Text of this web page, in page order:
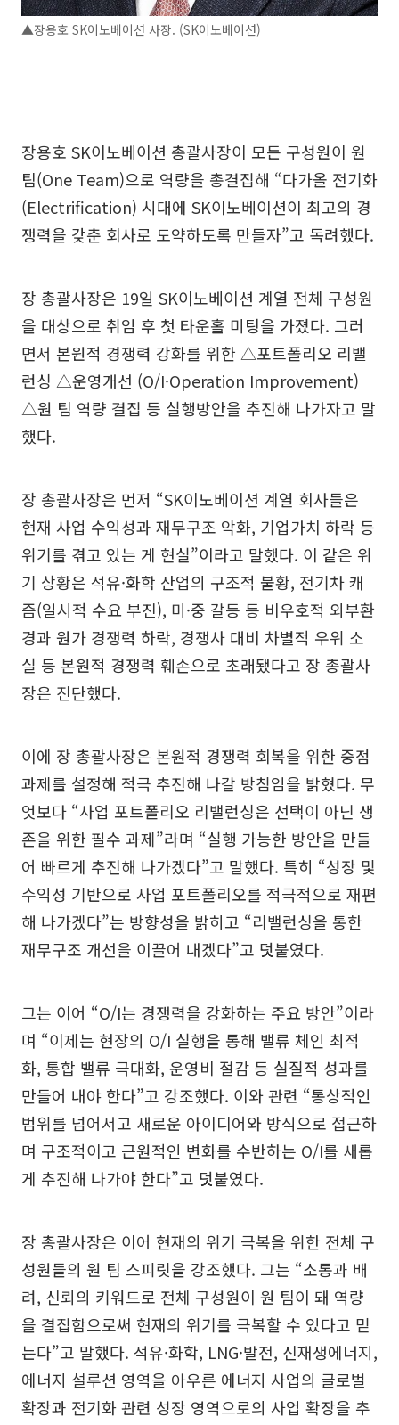
▲장용호 SK이노베이션 사장. (SK이노베이션)
장용호 SK이노베이션 총괄사장이 모든 구성원이 원
팀(One Team)으로 역량을 총결집해 “다가올 전기화
(Electrification) 시대에 SK이노베이션이 최고의 경
쟁력을 갖춘 회사로 도약하도록 만들자”고 독려했다.
장 총괄사장은 19일 SK이노베이션 계열 전체 구성원
을 대상으로 취임 후 첫 타운홀 미팅을 가졌다. 그러
면서 본원적 경쟁력 강화를 위한 △포트폴리오 리밸
런싱 △운영개선 (O/I·Operation Improvement)
△원 팀 역량 결집 등 실행방안을 추진해 나가자고 말
했다.
장 총괄사장은 먼저 “SK이노베이션 계열 회사들은
현재 사업 수익성과 재무구조 악화, 기업가치 하락 등
위기를 겪고 있는 게 현실”이라고 말했다. 이 같은 위
기 상황은 석유·화학 산업의 구조적 불황, 전기차 캐
즘(일시적 수요 부진), 미·중 갈등 등 비우호적 외부환
경과 원가 경쟁력 하락, 경쟁사 대비 차별적 우위 소
실 등 본원적 경쟁력 훼손으로 초래됐다고 장 총괄사
장은 진단했다.
이에 장 총괄사장은 본원적 경쟁력 회복을 위한 중점
과제를 설정해 적극 추진해 나갈 방침임을 밝혔다. 무
엇보다 “사업 포트폴리오 리밸런싱은 선택이 아닌 생
존을 위한 필수 과제”라며 “실행 가능한 방안을 만들
어 빠르게 추진해 나가겠다”고 말했다. 특히 “성장 및
수익성 기반으로 사업 포트폴리오를 적극적으로 재편
해 나가겠다”는 방향성을 밝히고 “리밸런싱을 통한
재무구조 개선을 이끌어 내겠다”고 덧붙였다.
그는 이어 “O/I는 경쟁력을 강화하는 주요 방안”이라
며 “이제는 현장의 O/I 실행을 통해 밸류 체인 최적
화, 통합 밸류 극대화, 운영비 절감 등 실질적 성과를
만들어 내야 한다”고 강조했다. 이와 관련 “통상적인
범위를 넘어서고 새로운 아이디어와 방식으로 접근하
며 구조적이고 근원적인 변화를 수반하는 O/I를 새롭
게 추진해 나가야 한다”고 덧붙였다.
장 총괄사장은 이어 현재의 위기 극복을 위한 전체 구
성원들의 원 팀 스피릿을 강조했다. 그는 “소통과 배
려, 신뢰의 키워드로 전체 구성원이 원 팀이 돼 역량
을 결집함으로써 현재의 위기를 극복할 수 있다고 믿
는다”고 말했다. 석유·화학, LNG·발전, 신재생에너지,
에너지 설루션 영역을 아우른 에너지 사업의 글로벌
확장과 전기화 관련 성장 영역으로의 사업 확장을 추